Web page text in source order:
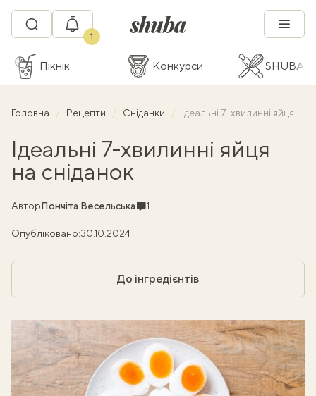
1
Пікнік Конкурси SHUBA
Головна Рецепти Сніданки Ідеальні 7-хвилинні яйця на сніданок
Ідеальні 7-хвилинні яйця
на сніданок
АвторПончіта ВесельськаКоментарі
1
Опубліковано:30.10.2024
До інгредієнтів